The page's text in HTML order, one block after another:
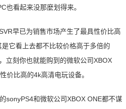
也看起来没那麼划得来。
早已为销售市场产生了最具性价比高
它看上去都不比较价格高于多倍的
立刻你也就能购到的微软公司XBOX
价比高的4k高清电玩设备。
sonyPS4和微软公司XBOX ONE都不谋